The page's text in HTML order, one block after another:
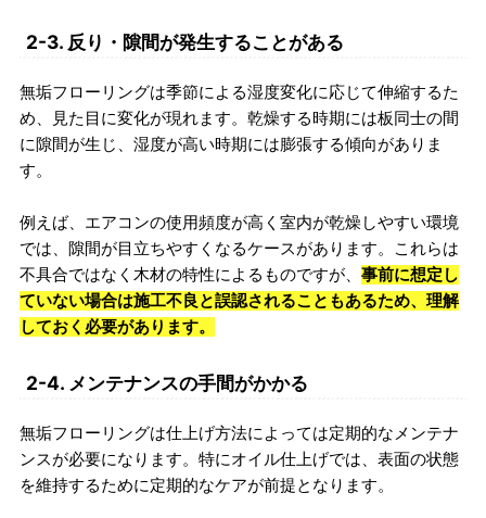
2-3. 反り・隙間が発生することがある
無垢フローリングは季節による湿度変化に応じて伸縮するた
め、見た目に変化が現れます。乾燥する時期には板同士の間
に隙間が生じ、湿度が高い時期には膨張する傾向がありま
す。
例えば、エアコンの使用頻度が高く室内が乾燥しやすい環境
では、隙間が目立ちやすくなるケースがあります。これらは
不具合ではなく木材の特性によるものですが、 事前に想定し
ていない場合は施工不良と誤認されることもあるため、理解
しておく必要があります。
2-4. メンテナンスの手間がかかる
無垢フローリングは仕上げ方法によっては定期的なメンテナ
ンスが必要になります。特にオイル仕上げでは、表面の状態
を維持するために定期的なケアが前提となります。